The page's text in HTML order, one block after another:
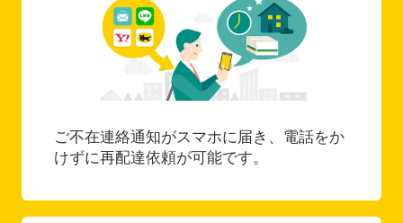
ご不在連絡通知がスマホに届き、電話をか
けずに再配達依頼が可能です。